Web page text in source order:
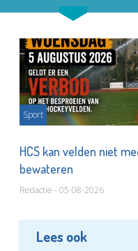
Sport
HCS kan velden niet
bewateren
Redactie - 05-08-2026
Lees ook